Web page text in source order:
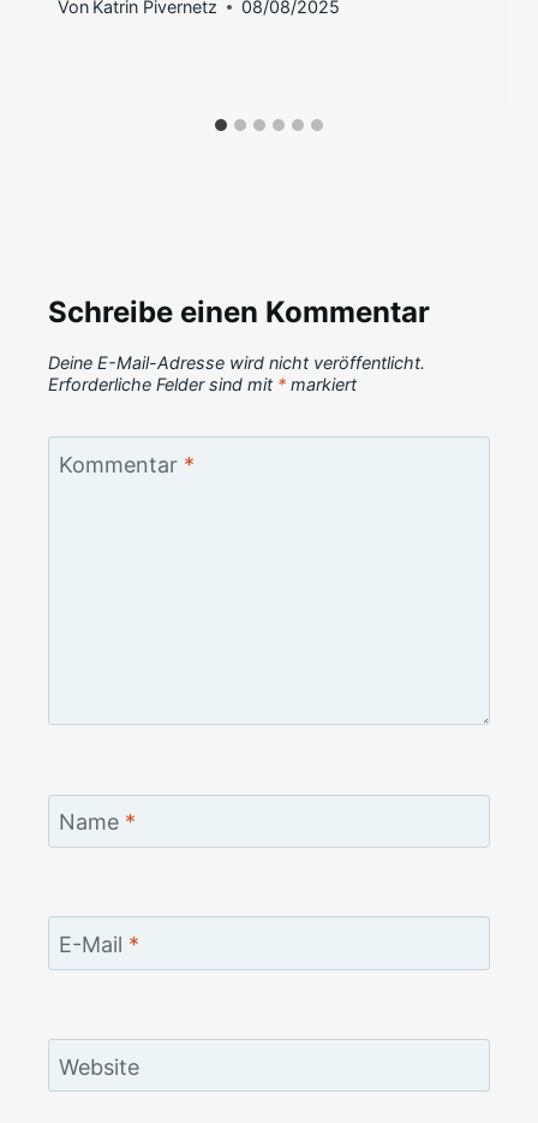
Von Katrin Pivernetz 08/08/2025
Schreibe einen Kommentar
Deine E-Mail-Adresse wird nicht veröffentlicht.
Erforderliche Felder sind mit * markiert
Kommentar *
Name *
E-Mail *
Website